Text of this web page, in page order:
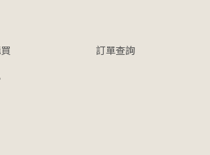
訂單查詢